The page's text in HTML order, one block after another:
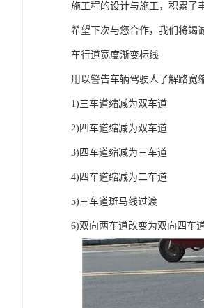
施工程的设计与施工，积累了
希望下次与您合作，我们将竭
车行道宽度渐变标线
用以警告车辆驾驶人了解路宽
1)三车道缩减为双车道
2)四车道缩减为双车道
3)四车道缩减为三车道
4)四车道缩减为二车道
5)三车道斑马线过渡
6)双向两车道改变为双向四车